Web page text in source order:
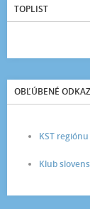
TOPLIST
OBĽÚBENÉ
KST
Klub